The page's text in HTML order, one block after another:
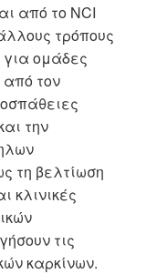
από το NCI
τρόπους
ομάδες
τον
την
τη βελτίωση
κλινικές
τις
καρκίνων.